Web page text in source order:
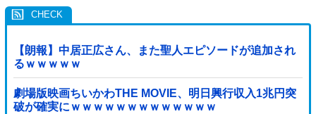
【朗報】中居正広さん、また聖人エピソードが追加され
るｗｗｗｗｗ
劇場版映画ちいかわTHE MOVIE、明日興行収入1兆円突
破が確実にｗｗｗｗｗｗｗｗｗｗｗｗｗ